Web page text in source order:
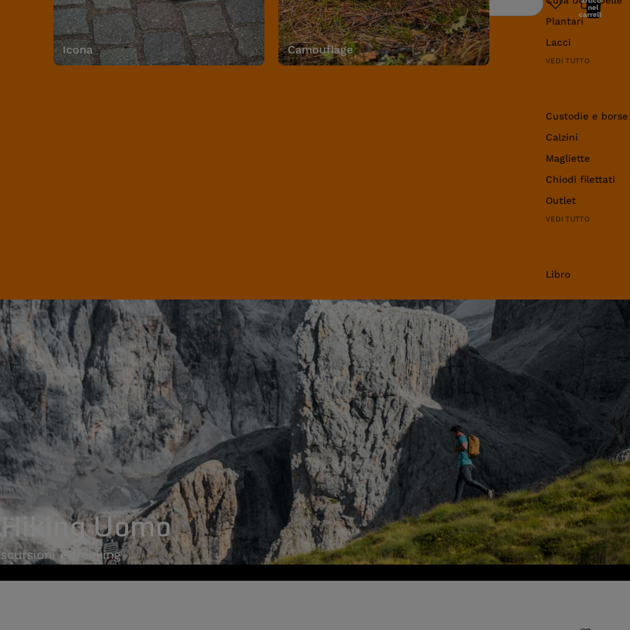
Icona Camouflage
Plantari
Lacci
VEDI TUTTO
Custodie e
Calzini
Magliette
Chiodi filettati
Outlet
VEDI TUTTO
Libro
Ricerca
nel
carrello:
Uomo
e trekking